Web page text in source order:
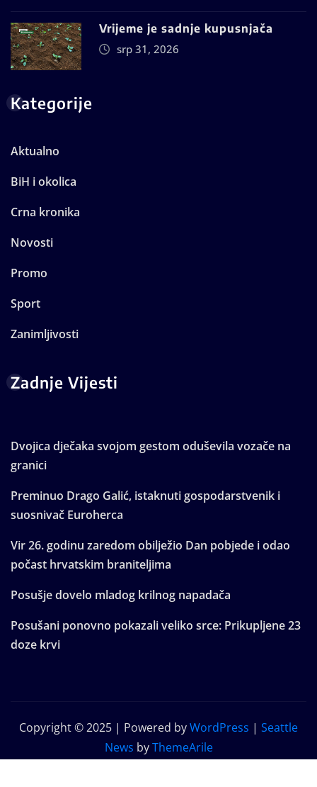
Vrijeme je sadnje kupusnjača
srp 31, 2026
Kategorije
Aktualno
BiH i okolica
Crna kronika
Novosti
Promo
Sport
Zanimljivosti
Zadnje Vijesti
Dvojica dječaka svojom gestom oduševila vozače na
granici
Preminuo Drago Galić, istaknuti gospodarstvenik i
suosnivač Euroherca
Vir 26. godinu zaredom obilježio Dan pobjede i odao
počast hrvatskim braniteljima
Posušje dovelo mladog krilnog napadača
Posušani ponovno pokazali veliko srce: Prikupljene 23
doze krvi
Copyright © 2025 | Powered byWordPress | Seattle
News byThemeArile